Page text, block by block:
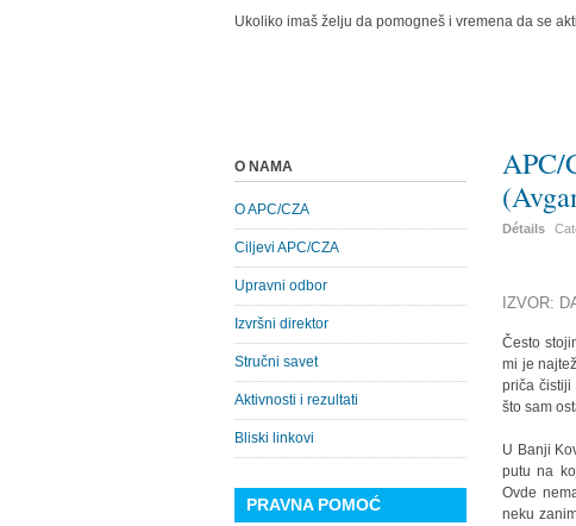
Ukoliko imaš želju da pomogneš i vremena da se
APC/
Détails
IZVOR:
Često
mi je
priča čistiji
što sam
U Banji
putu na
Ovde
neku
O NAMA
O APC/CZA
Ciljevi APC/CZA
Upravni odbor
Izvršni direktor
Stručni savet
Aktivnosti i rezultati
Bliski linkovi
PRAVNA POMOĆ